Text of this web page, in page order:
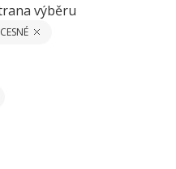
výběru